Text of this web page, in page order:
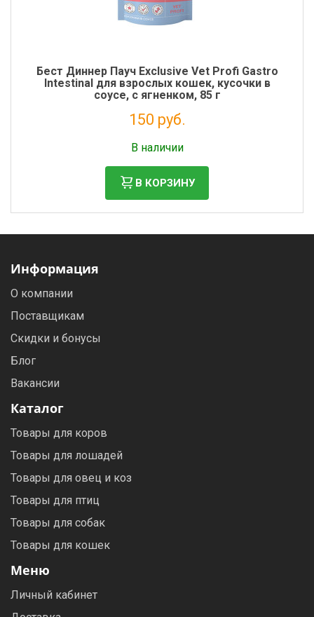
Бест Диннер Пауч Exclusive Vet Profi Gastro
Intestinal для взрослых кошек, кусочки в
соусе, с ягненком, 85 г
150 руб.
В наличии
В КОРЗИНУ
Информация
О компании
Поставщикам
Скидки и бонусы
Блог
Вакансии
Каталог
Товары для коров
Товары для лошадей
Товары для овец и коз
Товары для птиц
Товары для собак
Товары для кошек
Меню
Личный кабинет